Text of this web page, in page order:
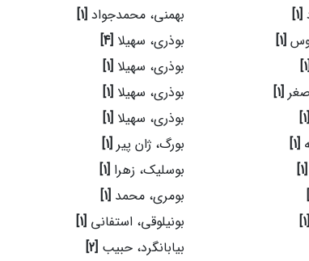
[1]
[1]
[1]
[1]
[1]
[1]
[1]
بهمنی، محمدجواد [1]
بوذری، سهیلا [4]
بوذری، سهیلا [1]
بوذری، سهیلا [1]
بوذری، سهیلا [1]
بورگ، ژان پیر [1]
بوسلیک، زهرا [1]
بومری، محمد [1]
بونیلوقی، استفانی [1]
بیابانگرد، حبیب [2]